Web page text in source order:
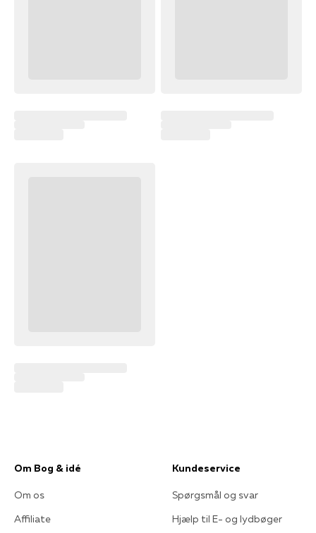
Om Bog & idé
Om os
Affiliate
Kundeservice
Spørgsmål og svar
Hjælp til E- og lydbøger